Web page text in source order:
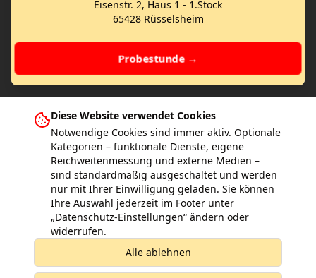
Eisenstr. 2, Haus 1 - 1.Stock
65428 Rüsselsheim
Probestunde →
Weitere Kick-Point Schulen in Deutschland
HamburgWiesbaden Bad VilbelFrankfurt am MainGernsheim
Gross-Gerau Kelkheim MainzBad HomburgEgelsbach
Eddersheim
Diese Website verwendet Cookies
Notwendige Cookies sind immer aktiv. Optionale
Kategorien – funktionale Dienste, eigene
Reichweitenmessung und externe Medien –
sind standardmäßig ausgeschaltet und werden
nur mit Ihrer Einwilligung geladen. Sie können
Ihre Auswahl jederzeit im Footer unter
„Datenschutz-Einstellungen“ ändern oder
widerrufen.
Alle ablehnen